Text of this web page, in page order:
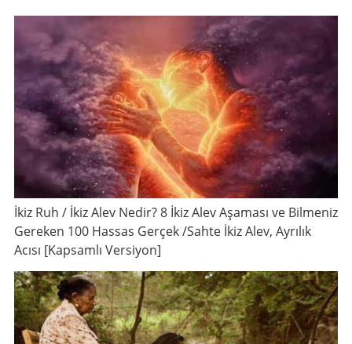
İkiz Ruh / İkiz Alev Nedir? 8 İkiz Alev Aşaması ve Bilmeniz
Gereken 100 Hassas Gerçek /Sahte İkiz Alev, Ayrılık
Acısı [Kapsamlı Versiyon]